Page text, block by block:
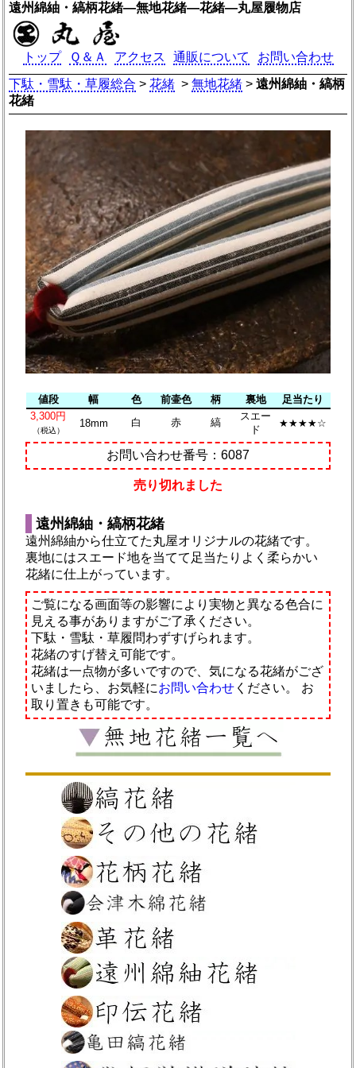
遠州綿紬・縞柄花緒―無地花緒―花緒―丸屋履物店
トップ Ｑ＆Ａ アクセス 通販について
お問い合わせ
下駄・雪駄・草履総合 >花緒 >無地花緒 >遠州綿紬・縞柄
花緒
値段 幅 色 前壷色 柄 裏地
足当たり
3,300円
（税込）
18mm 白 赤 縞
スエー
ド
★★★★☆
お問い合わせ番号：6087
売り切れました
遠州綿紬・縞柄花緒
遠州綿紬から仕立てた丸屋オリジナルの花緒です。
裏地にはスエード地を当てて足当たりよく柔らかい
花緒に仕上がっています。
ご覧になる画面等の影響により実物と異なる色合に
見える事がありますがご了承ください。
下駄・雪駄・草履問わずすげられます。
花緒のすげ替え可能です。
花緒は一点物が多いですので、気になる花緒がござ
いましたら、お気軽にお問い合わせ ください。
お
取り置きも可能です。